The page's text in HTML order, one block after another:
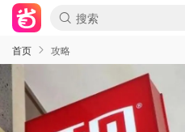
首页 攻略